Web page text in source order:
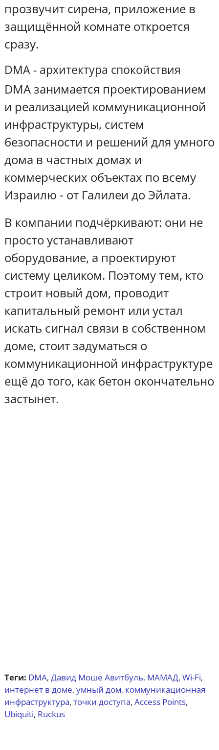
прозвучит сирена, приложение в
защищённой комнате откроется
сразу.
DMA - архитектура спокойствия
DMA занимается проектированием
и реализацией коммуникационной
инфраструктуры, систем
безопасности и решений для умного
дома в частных домах и
коммерческих объектах по всему
Израилю - от Галилеи до Эйлата.
В компании подчёркивают: они не
просто устанавливают
оборудование, а проектируют
систему целиком. Поэтому тем, кто
строит новый дом, проводит
капитальный ремонт или устал
искать сигнал связи в собственном
доме, стоит задуматься о
коммуникационной инфраструктуре
ещё до того, как бетон окончательно
застынет.
Теги: DMA, Давид Моше Авитбуль, МАМАД, Wi-Fi,
интернет в доме, умный дом, коммуникационная
инфраструктура, точки доступа, Access Points,
Ubiquiti, Ruckus